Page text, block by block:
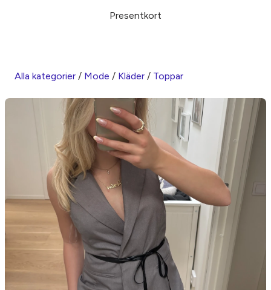
Presentkort
Alla kategorier / Mode / Kläder / Toppar